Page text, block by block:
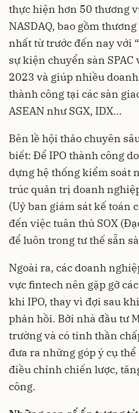
thực hiện hơn 50 thương
NASDAQ, bao gồm
nhất từ trước đến nay với
sự kiện chuyển sàn
2023 và giúp nhiều
thành công tại các sàn
ASEAN như SGX, IDX…
Bên lề hội thảo chuyên
biết: Để IPO thành công
dựng hệ thống kiểm soát
trúc quản trị doanh
(Uỷ ban giám sát kế toán
đến việc tuân thủ SOX
để luôn trong tư thế sẵn
Ngoài ra, các doanh
vực fintech nên gặp gỡ
khi IPO, thay vì đợi sau
phản hồi. Bởi nhà đầu tư
trường và có tinh thần
đưa ra những góp ý cụ
điều chỉnh chiến lược,
công.